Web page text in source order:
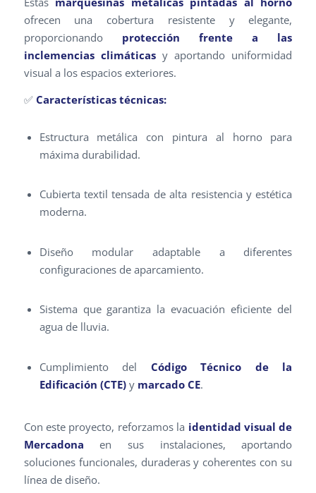
ofrecen una cobertura resistente y elegante,
proporcionando protección frente a las
inclemencias climáticasy aportando uniformidad
visual a los espacios exteriores.
✅ Características técnicas:
Estructura metálica con pintura al horno para
máxima durabilidad.
Cubierta textil tensada de alta resistencia y estética
moderna.
Diseño modular adaptable a diferentes
configuraciones de aparcamiento.
Sistema que garantiza la evacuación eficiente del
agua de lluvia.
Cumplimiento del Código Técnico de la
Edificación (CTE)y marcado CE.
Con este proyecto, reforzamos la identidad visual de
Mercadona en sus instalaciones, aportando
soluciones funcionales, duraderas y coherentes con su
línea de diseño.